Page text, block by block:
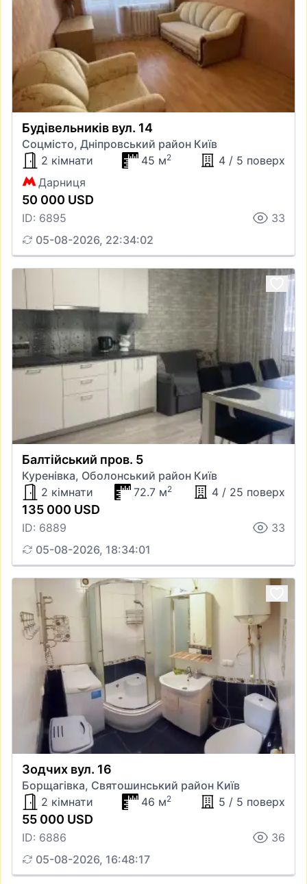
Будівельників вул. 14
Соцмісто, Дніпровський район Київ
2 кімнати
45 м2
4 / 5 поверх
Дарниця
50 000 USD
ID: 6895
33
05-08-2026, 22:34:02
Балтійський пров. 5
Куренівка, Оболонський район Київ
2 кімнати
72.7 м2 4 / 25 поверх
135 000 USD
ID: 6889
33
05-08-2026, 18:34:01
Зодчих вул. 16
Борщагівка, Святошинський район Київ
2 кімнати
46 м2 5 / 5 поверх
55 000 USD
ID: 6886
36
05-08-2026, 16:48:17